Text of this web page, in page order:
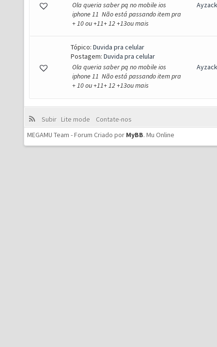
Ola queria saber pq no mobile ios
iphone 11 Não está passando item pra
+ 10 ou +11+ 12 +13ou mais
Ayzack
Tópico: Duvida pra celular
Postagem: Duvida pra celular
Ola queria saber pq no mobile ios
iphone 11 Não está passando item pra
+ 10 ou +11+ 12 +13ou mais
Ayzack
Subir Lite mode
Contate-nos
MEGAMU Team - Forum Criado por MyBB. Mu Online